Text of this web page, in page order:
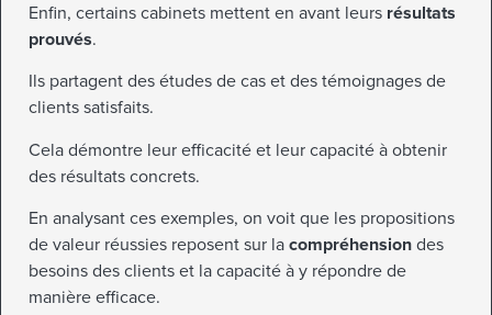
Enfin, certains cabinets mettent en avant leurs résultats
prouvés.
Ils partagent des études de cas et des témoignages de
clients satisfaits.
Cela démontre leur efficacité et leur capacité à obtenir
des résultats concrets.
En analysant ces exemples, on voit que les propositions
de valeur réussies reposent sur la compréhension des
besoins des clients et la capacité à y répondre de
manière efficace.